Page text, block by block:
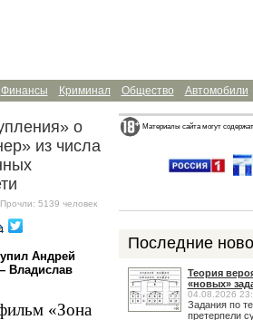
Автомобили
Общество
Криминал
Финансы
о
из числа
5139 человек
Андрей
Владислав
«Зона
Материалы сайта могут
Последние
Теория
«новых»
04.08.2026
Задания по
претерпели